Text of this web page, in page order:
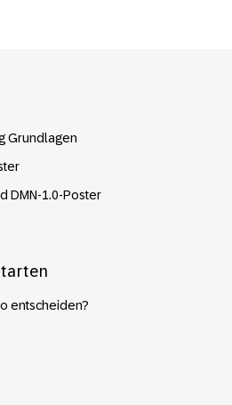
Grundlagen
DMN-1.0-Poster
entscheiden?